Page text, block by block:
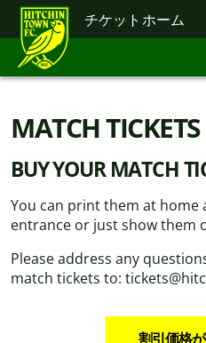
チケットホーム
MATCH TICKETS
BUY YOUR MATCH
You can print them at
entrance or just show them
Please address any
match tickets to:
割引価格